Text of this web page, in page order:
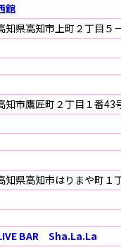
館
県高知市上町２丁目５
市鷹匠町２丁目１番
県高知市はりまや町１
BAR Sha.La.La